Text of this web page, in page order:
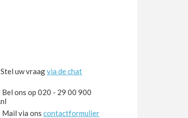
Stel uw vraagvia de chat
Bel ons op 020 - 29 00 900
Mail via ons contactformulier